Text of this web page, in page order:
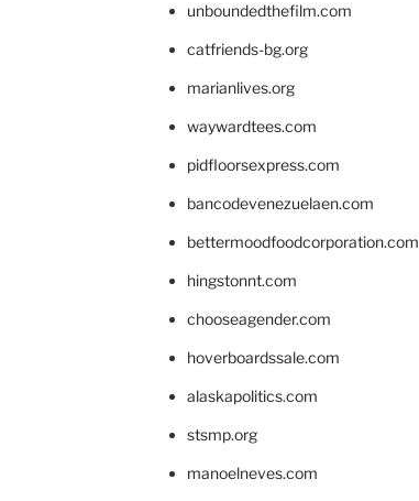
unboundedthefilm.com
catfriends-bg.org
marianlives.org
waywardtees.com
pidfloorsexpress.com
bancodevenezuelaen.com
bettermoodfoodcorporation.com
hingstonnt.com
chooseagender.com
hoverboardssale.com
alaskapolitics.com
stsmp.org
manoelneves.com